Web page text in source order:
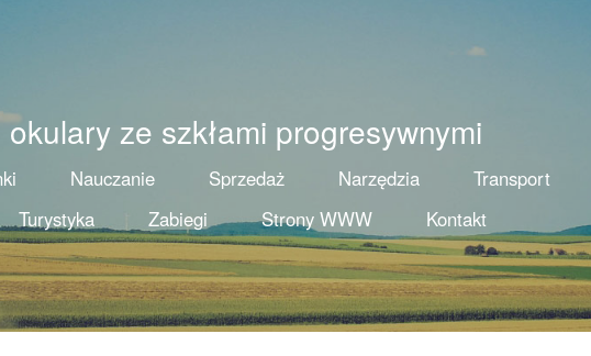
ze szkłami progresywnymi
Nauczanie Sprzedaż Narzędzia Transport
Turystyka Zabiegi Strony WWW Kontakt